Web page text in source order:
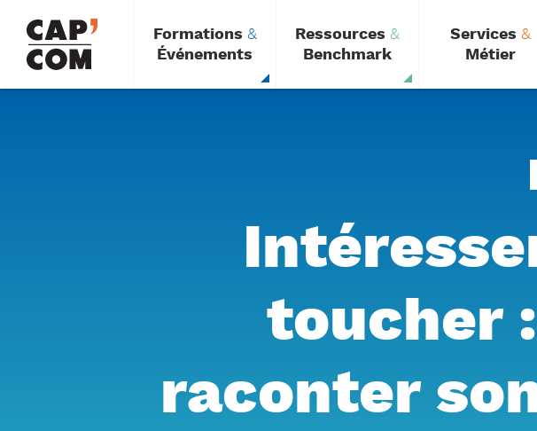
contenu
principal
Formations &
Événements
Ressources &
Benchmark
Services &
Métier
toucher
raconter